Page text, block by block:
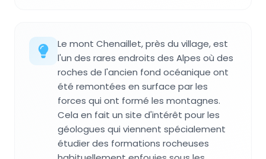
Le mont Chenaillet, près du village, est
l'un des rares endroits des Alpes où des
roches de l'ancien fond océanique ont
été remontées en surface par les
forces qui ont formé les montagnes.
Cela en fait un site d'intérêt pour les
géologues qui viennent spécialement
étudier des formations rocheuses